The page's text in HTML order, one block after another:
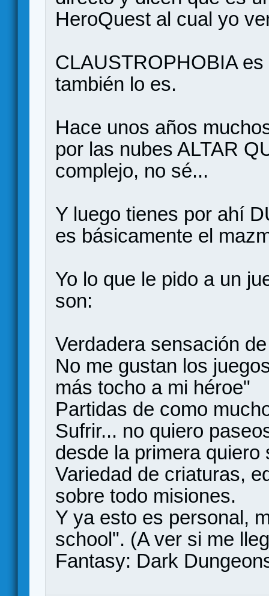
HeroQuest al cual yo
CLAUSTROPHOBIA
también lo es.
Hace unos años
por las nubes ALTAR
complejo, no sé...
Y luego tienes por ahí
es básicamente el
Yo lo que le pido a un
son:
Verdadera sensación
No me gustan los
más tocho a mi héroe"
Partidas de como
Sufrir... no quiero
desde la primera quiero
Variedad de criaturas,
sobre todo misiones.
Y ya esto es personal,
school". (A ver si me
Fantasy: Dark